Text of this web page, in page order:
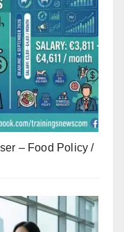
– Food Policy /